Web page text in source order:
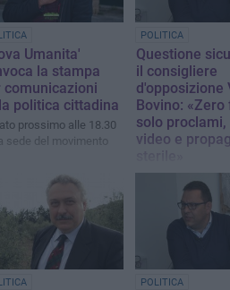
Umanita'
la stampa
comunicazioni
politica cittadina
prossimo alle 18.30
sede del movimento
POLITICA
Questione
il consigliere
d'opposizione
Bovino: «Zero
solo proclami,
video e
Ancora Bovino:
amministrazione
ricordata come
artefice del
nostra città»
POLITICA